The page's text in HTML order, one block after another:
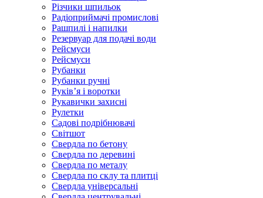
Різчики шпильок
Радіоприймачі промислові
Рашпилі і напилки
Резервуар для подачі води
Рейсмуси
Рейсмуси
Рубанки
Рубанки ручні
Руківʼя і воротки
Рукавички захисні
Рулетки
Садові подрібнювачі
Світшот
Свердла по бетону
Свердла по деревині
Свердла по металу
Свердла по склу та плитці
Свердла універсальні